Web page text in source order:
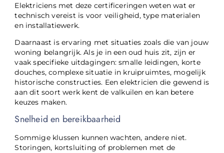
Elektriciens met deze certificeringen weten wat er
technisch vereist is voor veiligheid, type materialen
en installatiewerk.
Daarnaast is ervaring met situaties zoals die van jouw
woning belangrijk. Als je in een oud huis zit, zijn er
vaak specifieke uitdagingen: smalle leidingen, korte
douches, complexe situatie in kruipruimtes, mogelijk
historische constructies. Een elektricien die gewend is
aan dit soort werk kent de valkuilen en kan betere
keuzes maken.
Snelheid en bereikbaarheid
Sommige klussen kunnen wachten, andere niet.
Storingen, kortsluiting of problemen met de